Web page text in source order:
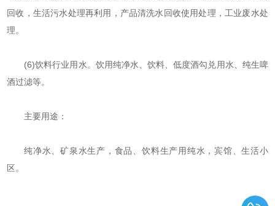
回收，生活污水处理再利用，产品清洗水回收使用处理，工业废水处
理。
(6)饮料行业用水。饮用纯净水、饮料、低度酒勾兑用水、纯生啤
酒过滤等。
主要用途：
纯净水、矿泉水生产，食品、饮料生产用纯水，宾馆、生活小
区。